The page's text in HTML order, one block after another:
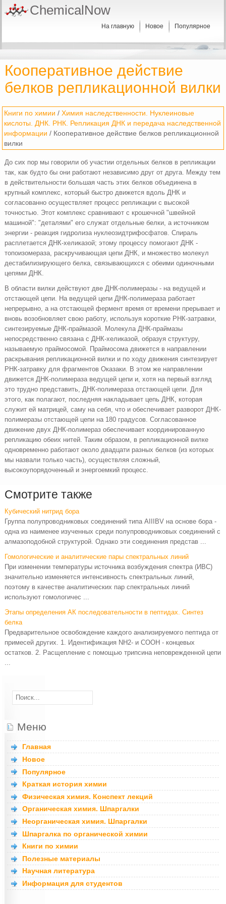
ChemicalNow
На главную Новое Популярное
Кооперативное действие
белков репликационной вилки
Книги по химии /Химия наследственности. Нуклеиновые
кислоты. ДНК. РНК. Репликация ДНК и передача наследственной
информации / Кооперативное действие белков репликационной
вилки
До сих пор мы говорили об участии отдельных белков в репликации
так, как будто бы они работают независимо друг от друга. Между тем
в действительности большая часть этих белков объединена в
крупный комплекс, который быстро движется вдоль ДНК и
согласованно осуществляет процесс репликации с высокой
точностью. Этот комплекс сравнивают с крошечной "швейной
машиной": "деталями" его служат отдельные белки, а источником
энергии - реакция гидролиза нуклеозидтрифосфатов. Спираль
расплетается ДНК-хеликазой; этому процессу помогают ДНК -
топоизомераза, раскручивающая цепи ДНК, и множество молекул
дестабилизирующего белка, связывающихся с обеими одиночными
цепями ДНК.
В области вилки действуют две ДНК-полимеразы - на ведущей и
отстающей цепи. На ведущей цепи ДНК-полимераза работает
непрерывно, а на отстающей фермент время от времени прерывает и
вновь возобновляет свою работу, используя короткие РНК-затравки,
синтезируемые ДНК-праймазой. Молекула ДНК-праймазы
непосредственно связана с ДНК-хеликазой, образуя структуру,
называемую праймосомой. Праймосома движется в направлении
раскрывания репликационной вилки и по ходу движения синтезирует
РНК-затравку для фрагментов Оказаки. В этом же направлении
движется ДНК-полимераза ведущей цепи и, хотя на первый взгляд
это трудно представить, ДНК-полимераза отстающей цепи. Для
этого, как полагают, последняя накладывает цепь ДНК, которая
служит ей матрицей, саму на себя, что и обеспечивает разворот ДНК-
полимеразы отстающей цепи на 180 градусов. Согласованное
движение двух ДНК-полимераз обеспечивает координированную
репликацию обеих нитей. Таким образом, в репликационной вилке
одновременно работают около двадцати разных белков (из которых
мы назвали только часть), осуществляя сложный,
высокоупорядоченный и энергоемкий процесс.
Смотрите также
Кубический нитрид бора
Группа полупроводниковых соединений типа AIIIBV на основе бора -
одна из наименее изученных среди полупроводниковых соединений с
алмазоподобной структурой. Однако эти соединения представ ...
Гомологические и аналитические пары спектральных линий
При изменении температуры источника возбуждения спектра (ИВС)
значительно изменяется интенсивность спектральных линий,
поэтому в качестве аналитических пар спектральных линий
используют гомологичес ...
Этапы определения АК последовательности в пептидах. Синтез
белка
Предварительное освобождение каждого анализируемого пептида от
примесей других. 1. Идентификация NH2- и СООН - концевых
остатков. 2. Расщепление с помощью трипсина неповрежденной цепи
...
Меню
Главная
Новое
Популярное
Краткая история химии
Физическая химия. Конспект лекций
Органическая химия. Шпаргалки
Неорганическая химия. Шпаргалки
Шпаргалка по органической химии
Книги по химии
Полезные материалы
Научная литература
Информация для студентов